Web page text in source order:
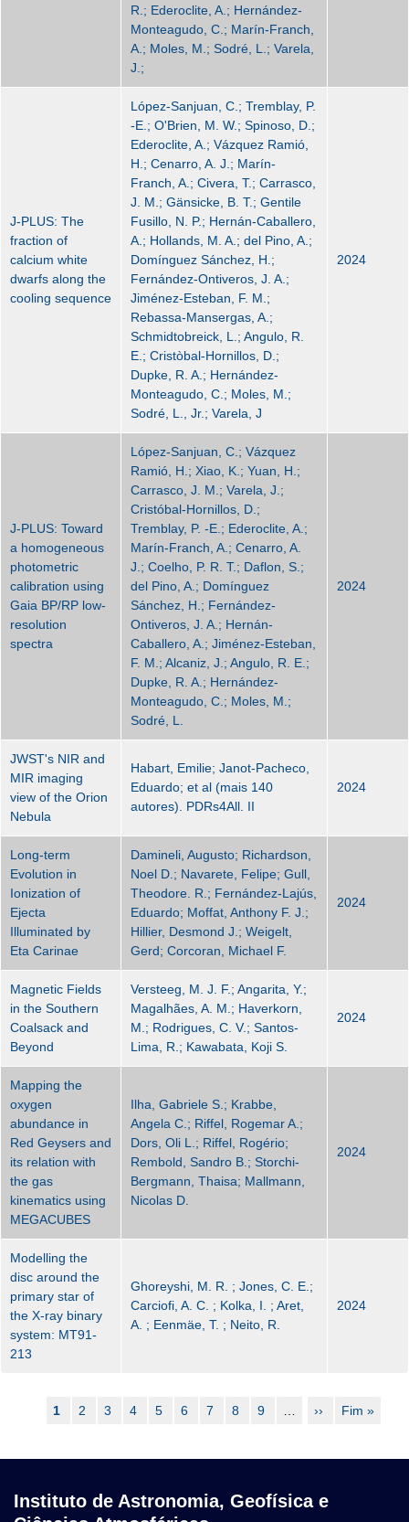
R.; Ederoclite, A.; Hernández-
Monteagudo, C.; Marín-Franch,
A.; Moles, M.; Sodré, L.; Varela,
J.;
J-PLUS: The
fraction of
calcium white
dwarfs along the
cooling sequence
López-Sanjuan, C.; Tremblay, P.
-E.; O'Brien, M. W.; Spinoso, D.;
Ederoclite, A.; Vázquez Ramió,
H.; Cenarro, A. J.; Marín-
Franch, A.; Civera, T.; Carrasco,
J. M.; Gänsicke, B. T.; Gentile
Fusillo, N. P.; Hernán-Caballero,
A.; Hollands, M. A.; del Pino, A.;
Domínguez Sánchez, H.;
Fernández-Ontiveros, J. A.;
Jiménez-Esteban, F. M.;
Rebassa-Mansergas, A.;
Schmidtobreick, L.; Angulo, R.
E.; Cristòbal-Hornillos, D.;
Dupke, R. A.; Hernández-
Monteagudo, C.; Moles, M.;
Sodré, L., Jr.; Varela, J
2024
J-PLUS: Toward
a homogeneous
photometric
calibration using
Gaia BP/RP low-
resolution
spectra
López-Sanjuan, C.; Vázquez
Ramió, H.; Xiao, K.; Yuan, H.;
Carrasco, J. M.; Varela, J.;
Cristóbal-Hornillos, D.;
Tremblay, P. -E.; Ederoclite, A.;
Marín-Franch, A.; Cenarro, A.
J.; Coelho, P. R. T.; Daflon, S.;
del Pino, A.; Domínguez
Sánchez, H.; Fernández-
Ontiveros, J. A.; Hernán-
Caballero, A.; Jiménez-Esteban,
F. M.; Alcaniz, J.; Angulo, R. E.;
Dupke, R. A.; Hernández-
Monteagudo, C.; Moles, M.;
Sodré, L.
2024
JWST's NIR and
MIR imaging
view of the Orion
Nebula
Habart, Emilie; Janot-Pacheco,
Eduardo; et al (mais 140
autores). PDRs4All. II
2024
Long-term
Evolution in
Ionization of
Ejecta
Illuminated by
Eta Carinae
Damineli, Augusto; Richardson,
Noel D.; Navarete, Felipe; Gull,
Theodore. R.; Fernández-Lajús,
Eduardo; Moffat, Anthony F. J.;
Hillier, Desmond J.; Weigelt,
Gerd; Corcoran, Michael F.
2024
Magnetic Fields
in the Southern
Coalsack and
Beyond
Versteeg, M. J. F.; Angarita, Y.;
Magalhães, A. M.; Haverkorn,
M.; Rodrigues, C. V.; Santos-
Lima, R.; Kawabata, Koji S.
2024
Mapping the
oxygen
abundance in
Red Geysers and
its relation with
the gas
kinematics using
MEGACUBES
Ilha, Gabriele S.; Krabbe,
Angela C.; Riffel, Rogemar A.;
Dors, Oli L.; Riffel, Rogério;
Rembold, Sandro B.; Storchi-
Bergmann, Thaisa; Mallmann,
Nicolas D.
2024
Modelling the
disc around the
primary star of
the X-ray binary
system: MT91-
213
Ghoreyshi, M. R. ; Jones, C. E.;
Carciofi, A. C. ; Kolka, I. ; Aret,
A. ; Eenmäe, T. ; Neito, R.
2024
PaginationCurrent
1 Page
2 Page
3 Page
4 Page
5 Page
6 Page
7 Page
8 Page
9 …
Next
››
Last
Fim »
Instituto de Astronomia, Geofísica e